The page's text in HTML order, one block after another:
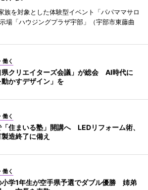
族を対象とした体験型イベント「パパママサロ
場「ハウジングプラザ宇部」（宇部市東藤曲
働く
県クリエイターズ会議」が総会 AI時代に
動かすデザイン」を
働く
住まいる塾」開講へ LEDリフォーム術、
造終了に備え
働く
小学1年生が空手県予選でダブル優勝 姉弟